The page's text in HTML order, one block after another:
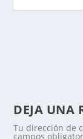
DEJA UNA
Tu dirección de
campos